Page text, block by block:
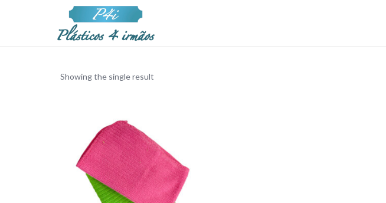
Showing the single result